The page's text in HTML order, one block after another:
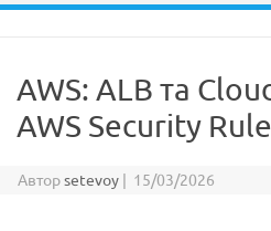
AWS: ALB та
AWS Security
Авторsetevoy | 15/03/2026